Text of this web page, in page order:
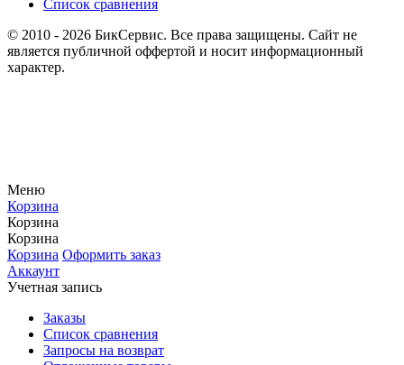
Список сравнения
© 2010 - 2026 БикСервис. Все права защищены. Сайт не
является публичной оффертой и носит информационный
характер.
Меню
Корзина
Корзина
Корзина
Корзина Оформить заказ
Аккаунт
Учетная запись
Заказы
Список сравнения
Запросы на возврат